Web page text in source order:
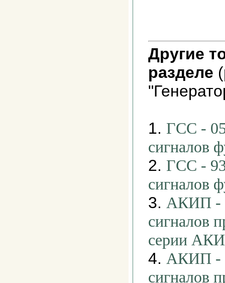
Другие
разделе
1. ГСС -
сигналов
2. ГСС -
сигналов
3. АКИП -
сигналов
серии
4. АКИП -
сигналов